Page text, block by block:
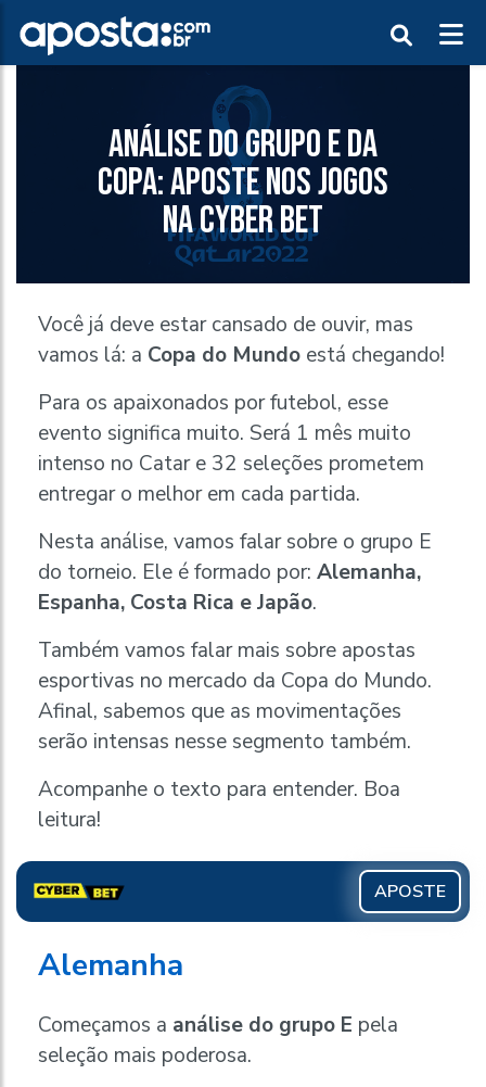
ANÁLISE DO GRUPO E DA
COPA: APOSTE NOS JOGOS
NA CYBER BET
Você já deve estar cansado de ouvir, mas
vamos lá: a Copa do Mundo está chegando!
Para os apaixonados por futebol, esse
evento significa muito. Será 1 mês muito
intenso no Catar e 32 seleções prometem
entregar o melhor em cada partida.
Nesta análise, vamos falar sobre o grupo E
do torneio. Ele é formado por: Alemanha,
Espanha, Costa Rica e Japão.
Também vamos falar mais sobre apostas
esportivas no mercado da Copa do Mundo.
Afinal, sabemos que as movimentações
serão intensas nesse segmento também.
Acompanhe o texto para entender. Boa
leitura!
APOSTE
Alemanha
Começamos a análise do grupo E pela
seleção mais poderosa.